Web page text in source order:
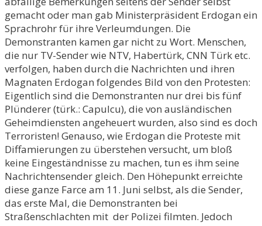
gemacht oder man gab Ministerpräsident Erdogan ein
Sprachrohr für ihre Verleumdungen. Die
Demonstranten kamen gar nicht zu Wort. Menschen,
die nur TV-Sender wie NTV, Habertürk, CNN Türk etc.
verfolgen, haben durch die Nachrichten und ihren
Magnaten Erdogan folgendes Bild von den Protesten:
Eigentlich sind die Demonstranten nur drei bis fünf
Plünderer (türk.: Capulcu), die von ausländischen
Geheimdiensten angeheuert wurden, also sind es doch
Terroristen! Genauso, wie Erdogan die Proteste mit
Diffamierungen zu überstehen versucht, um bloß
keine Eingeständnisse zu machen, tun es ihm seine
Nachrichtensender gleich. Den Höhepunkt erreichte
diese ganze Farce am 11. Juni selbst, als die Sender,
das erste Mal, die Demonstranten bei
Straßenschlachten mit der Polizei filmten. Jedoch